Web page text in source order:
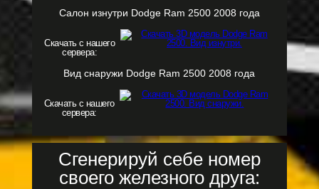
Салон изнутри Dodge Ram 2500 2008 года
Скачать с нашего
сервера:
Вид снаружи Dodge Ram 2500 2008 года
Скачать с нашего
сервера:
Сгенерируй себе номер
своего железного друга: